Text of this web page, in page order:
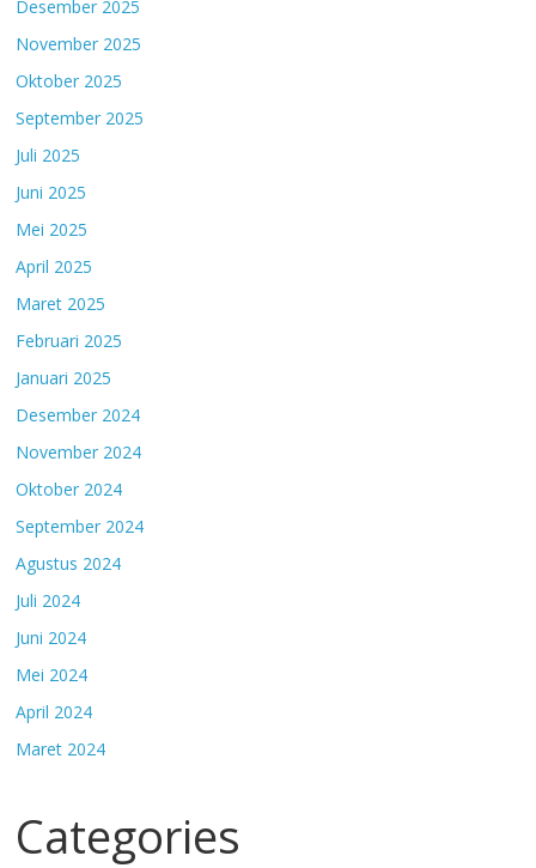
Desember 2025
November 2025
Oktober 2025
September 2025
Juli 2025
Juni 2025
Mei 2025
April 2025
Maret 2025
Februari 2025
Januari 2025
Desember 2024
November 2024
Oktober 2024
September 2024
Agustus 2024
Juli 2024
Juni 2024
Mei 2024
April 2024
Maret 2024
Categories